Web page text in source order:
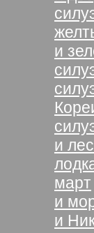
и
и лес
март
и
и